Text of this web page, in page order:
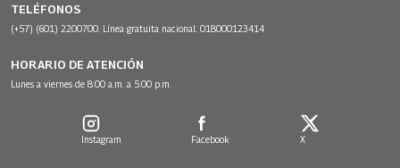
TELÉFONOS
(+57) (601) 2200700. Línea gratuita nacional: 018000123414
HORARIO DE ATENCIÓN
Lunes a viernes de 8:00 a.m. a 5:00 p.m.
Instagram Facebook X